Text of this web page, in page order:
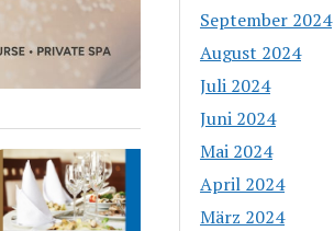
September 2024
August 2024
Juli 2024
Juni 2024
Mai 2024
April 2024
März 2024